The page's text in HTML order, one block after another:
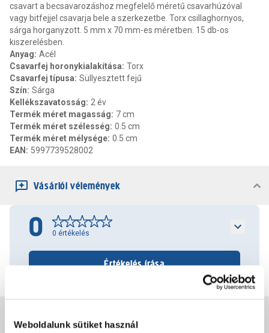
Weboldalunk sütiket használ
csavart a becsavarozáshoz megfelelő méretű csavarhúzóval
vagy bitfejjel csavarja bele a szerkezetbe. Torx csillaghornyos,
sárga horganyzott. 5 mm x 70 mm-es méretben. 15 db-os
kiszerelésben.
Anyag: Acél
Csavarfej horonykialakítása: Torx
Csavarfej típusa: Süllyesztett fejű
Szín: Sárga
Kellékszavatosság: 2 év
Termék méret magasság: 7 cm
Termék méret szélesség: 0.5 cm
Termék méret mélysége: 0.5 cm
EAN : 5997739528002
Vásárlói vélemények
0 0 értékelés
Értékelés írása